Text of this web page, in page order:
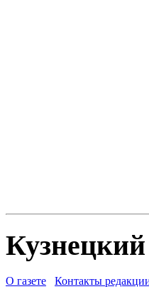
О газете Контакты